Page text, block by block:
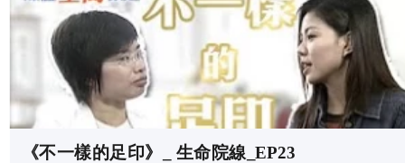
《不一樣的足印》_ 生命院線_EP23